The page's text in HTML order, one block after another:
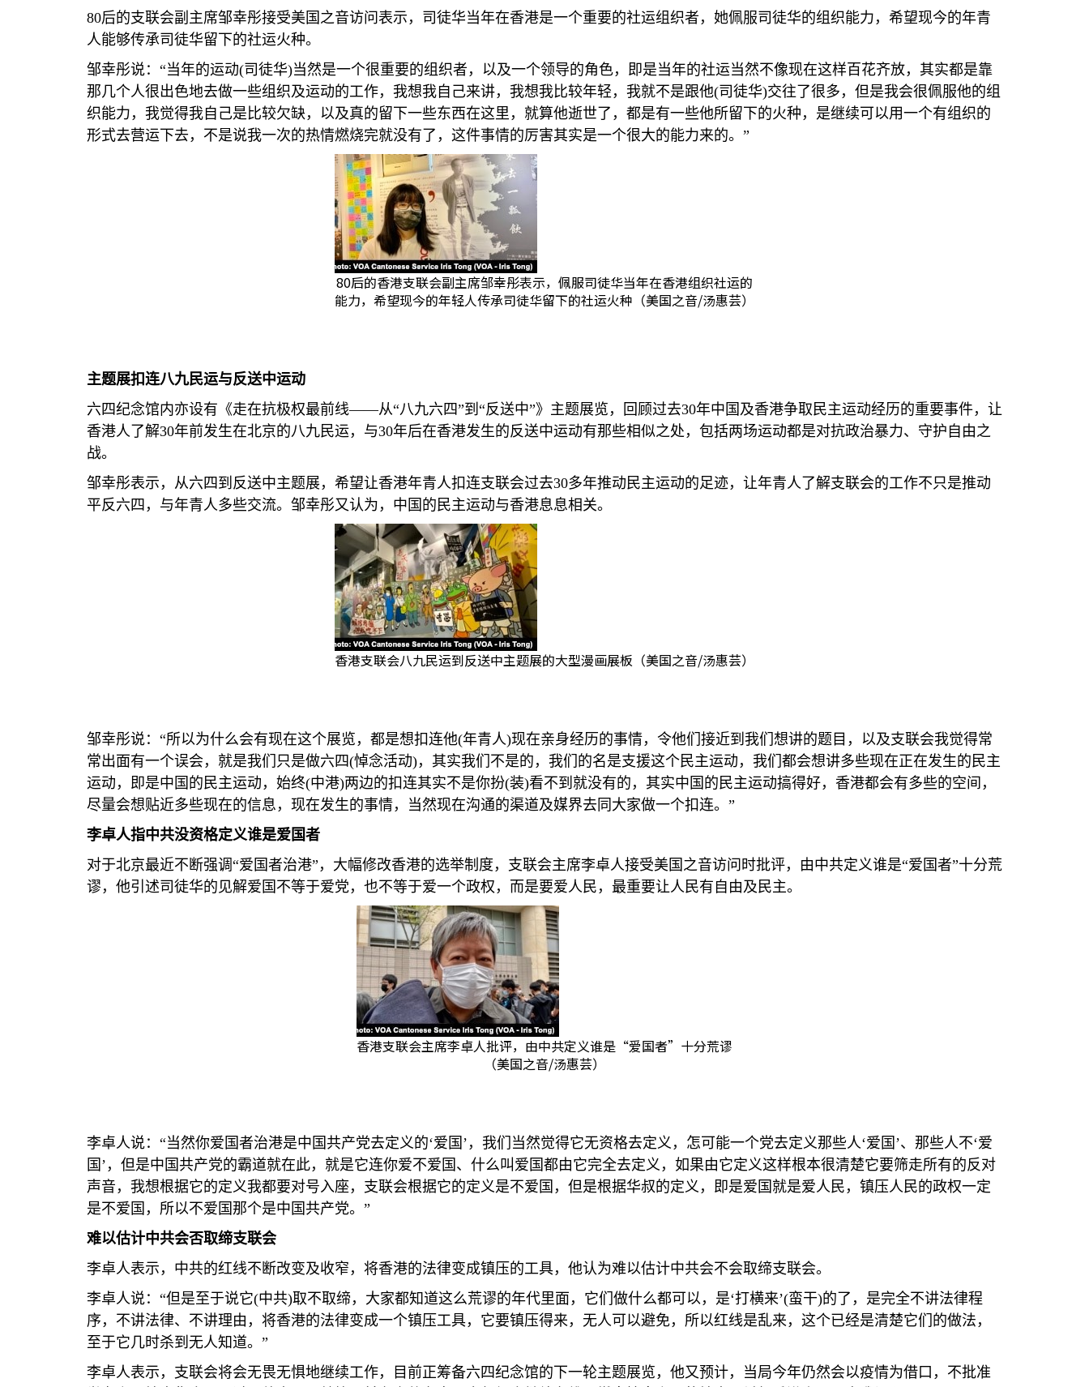
80后的支联会副主席邹幸彤接受美国之音访问表示，司徒华当年在香港是一个重要的社运组织者，她佩服司徒华的组织能力，希望现今的年青
人能够传承司徒华留下的社运火种。
邹幸彤说：“当年的运动(司徒华)当然是一个很重要的组织者，以及一个领导的角色，即是当年的社运当然不像现在这样百花齐放，其实都是靠
那几个人很出色地去做一些组织及运动的工作，我想我自己来讲，我想我比较年轻，我就不是跟他(司徒华)交往了很多，但是我会很佩服他的组
织能力，我觉得我自己是比较欠缺，以及真的留下一些东西在这里，就算他逝世了，都是有一些他所留下的火种，是继续可以用一个有组织的
形式去营运下去，不是说我一次的热情燃烧完就没有了，这件事情的厉害其实是一个很大的能力来的。”
80后的香港支联会副主席邹幸彤表示，佩服司徒华当年在香港组织社运的
能力，希望现今的年轻人传承司徒华留下的社运火种（美国之音/汤惠芸）
主题展扣连八九民运与反送中运动
六四纪念馆内亦设有《走在抗极权最前线——从“八九六四”到“反送中”》主题展览，回顾过去30年中国及香港争取民主运动经历的重要事件，让
香港人了解30年前发生在北京的八九民运，与30年后在香港发生的反送中运动有那些相似之处，包括两场运动都是对抗政治暴力、守护自由之
战。
邹幸彤表示，从六四到反送中主题展，希望让香港年青人扣连支联会过去30多年推动民主运动的足迹，让年青人了解支联会的工作不只是推动
平反六四，与年青人多些交流。邹幸彤又认为，中国的民主运动与香港息息相关。
香港支联会八九民运到反送中主题展的大型漫画展板（美国之音/汤惠芸）
邹幸彤说：“所以为什么会有现在这个展览，都是想扣连他(年青人)现在亲身经历的事情，令他们接近到我们想讲的题目，以及支联会我觉得常
常出面有一个误会，就是我们只是做六四(悼念活动)，其实我们不是的，我们的名是支援这个民主运动，我们都会想讲多些现在正在发生的民主
运动，即是中国的民主运动，始终(中港)两边的扣连其实不是你扮(装)看不到就没有的，其实中国的民主运动搞得好，香港都会有多些的空间，
尽量会想贴近多些现在的信息，现在发生的事情，当然现在沟通的渠道及媒界去同大家做一个扣连。”
李卓人指中共没资格定义谁是爱国者
对于北京最近不断强调“爱国者治港”，大幅修改香港的选举制度，支联会主席李卓人接受美国之音访问时批评，由中共定义谁是“爱国者”十分荒
谬，他引述司徒华的见解爱国不等于爱党，也不等于爱一个政权，而是要爱人民，最重要让人民有自由及民主。
香港支联会主席李卓人批评，由中共定义谁是“爱国者”十分荒谬
（美国之音/汤惠芸）
李卓人说：“当然你爱国者治港是中国共产党去定义的‘爱国’，我们当然觉得它无资格去定义，怎可能一个党去定义那些人‘爱国’、那些人不‘爱
国’，但是中国共产党的霸道就在此，就是它连你爱不爱国、什么叫爱国都由它完全去定义，如果由它定义这样根本很清楚它要筛走所有的反对
声音，我想根据它的定义我都要对号入座，支联会根据它的定义是不爱国，但是根据华叔的定义，即是爱国就是爱人民，镇压人民的政权一定
是不爱国，所以不爱国那个是中国共产党。”
难以估计中共会否取缔支联会
李卓人表示，中共的红线不断改变及收窄，将香港的法律变成镇压的工具，他认为难以估计中共会不会取缔支联会。
李卓人说：“但是至于说它(中共)取不取缔，大家都知道这么荒谬的年代里面，它们做什么都可以，是‘打横来’(蛮干)的了，是完全不讲法律程
序，不讲法律、不讲理由，将香港的法律变成一个镇压工具，它要镇压得来，无人可以避免，所以红线是乱来，这个已经是清楚它们的做法，
至于它几时杀到无人知道。”
李卓人表示，支联会将会无畏无惧地继续工作，目前正筹备六四纪念馆的下一轮主题展览，他又预计，当局今年仍然会以疫情为借口，不批准